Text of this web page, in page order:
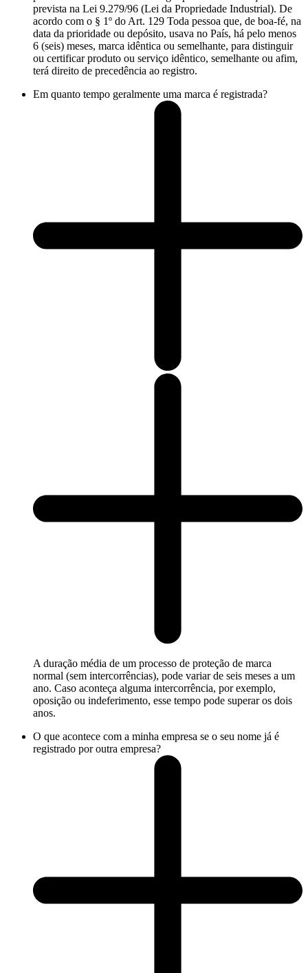
prevista na Lei 9.279/96 (Lei da Propriedade Industrial). De
acordo com o § 1º do Art. 129 Toda pessoa que, de boa-fé, na
data da prioridade ou depósito, usava no País, há pelo menos
6 (seis) meses, marca idêntica ou semelhante, para distinguir
ou certificar produto ou serviço idêntico, semelhante ou afim,
terá direito de precedência ao registro.
Em quanto tempo geralmente uma marca é registrada?
A duração média de um processo de proteção de marca
normal (sem intercorrências), pode variar de seis meses a um
ano. Caso aconteça alguma intercorrência, por exemplo,
oposição ou indeferimento, esse tempo pode superar os dois
anos.
O que acontece com a minha empresa se o seu nome já é
registrado por outra empresa?